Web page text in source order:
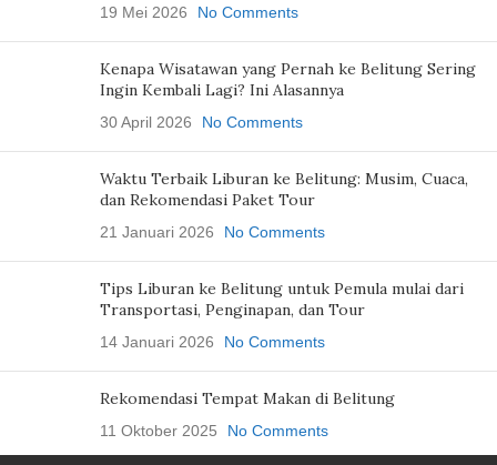
19 Mei 2026 No Comments
Kenapa Wisatawan yang Pernah ke Belitung Sering
Ingin Kembali Lagi? Ini Alasannya
30 April 2026 No Comments
Waktu Terbaik Liburan ke Belitung: Musim, Cuaca,
dan Rekomendasi Paket Tour
21 Januari 2026 No Comments
Tips Liburan ke Belitung untuk Pemula mulai dari
Transportasi, Penginapan, dan Tour
14 Januari 2026 No Comments
Rekomendasi Tempat Makan di Belitung
11 Oktober 2025 No Comments